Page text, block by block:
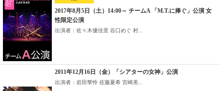
2017年8月5日（土）14:00～ チームA 「M.T.に捧ぐ」公演 女
性限定公演
出演者：佐々木優佳里 谷口めぐ 村...
2011年12月16日（金）「シアターの女神」公演
出演者：岩田華怜 佐藤夏希 宮崎美...